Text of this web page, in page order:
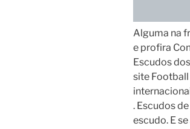
Alguma na
e profira
Escudos
site
. Escudos
escudo. E